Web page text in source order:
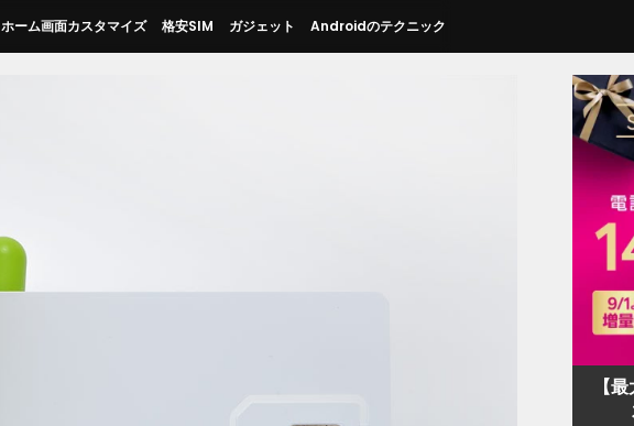
ホーム画面カスタマイズ 格安SIM ガジェット Androidのテクニック
【